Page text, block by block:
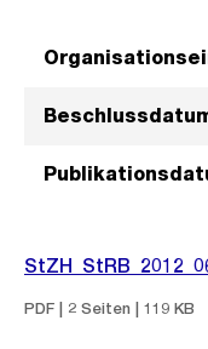
PDF | 2 Seiten | 119 KB